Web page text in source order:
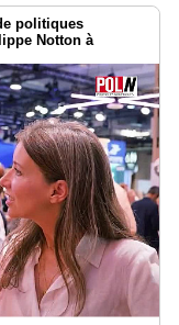
politiques
Notton à